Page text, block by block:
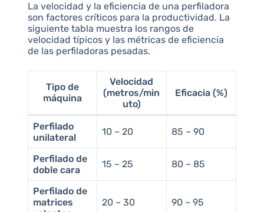
La velocidad y la eficiencia de una perfiladora
son factores críticos para la productividad. La
siguiente tabla muestra los rangos de
velocidad típicos y las métricas de eficiencia
de las perfiladoras pesadas.
Tipo de
máquina
Velocidad
(metros/min
uto)
Eficacia (%)
Perfilado
unilateral
10 – 20 85 – 90
Perfilado de
doble cara
15 – 25 80 – 85
Perfilado de
matrices
20 – 30 90 – 95